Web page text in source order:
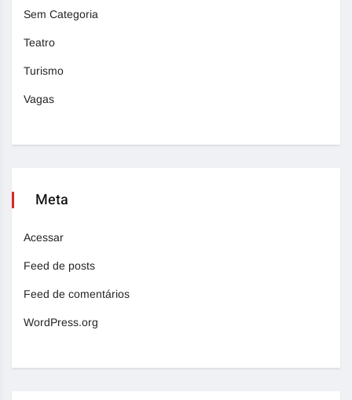
Sem Categoria
Teatro
Turismo
Vagas
Meta
Acessar
Feed de posts
Feed de comentários
WordPress.org